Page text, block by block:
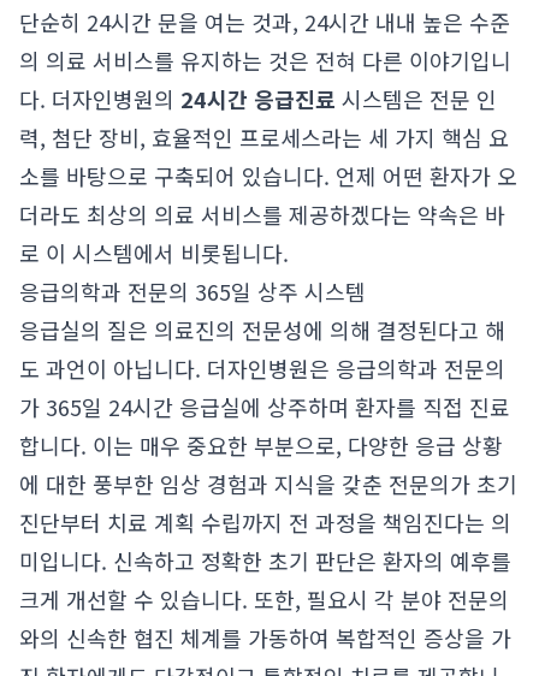
단순히 24시간 문을 여는 것과, 24시간 내내 높은 수준
의 의료 서비스를 유지하는 것은 전혀 다른 이야기입니
다. 더자인병원의 24시간 응급진료 시스템은 전문 인
력, 첨단 장비, 효율적인 프로세스라는 세 가지 핵심 요
소를 바탕으로 구축되어 있습니다. 언제 어떤 환자가 오
더라도 최상의 의료 서비스를 제공하겠다는 약속은 바
로 이 시스템에서 비롯됩니다.
응급의학과 전문의 365일 상주 시스템
응급실의 질은 의료진의 전문성에 의해 결정된다고 해
도 과언이 아닙니다. 더자인병원은 응급의학과 전문의
가 365일 24시간 응급실에 상주하며 환자를 직접 진료
합니다. 이는 매우 중요한 부분으로, 다양한 응급 상황
에 대한 풍부한 임상 경험과 지식을 갖춘 전문의가 초기
진단부터 치료 계획 수립까지 전 과정을 책임진다는 의
미입니다. 신속하고 정확한 초기 판단은 환자의 예후를
크게 개선할 수 있습니다. 또한, 필요시 각 분야 전문의
와의 신속한 협진 체계를 가동하여 복합적인 증상을 가